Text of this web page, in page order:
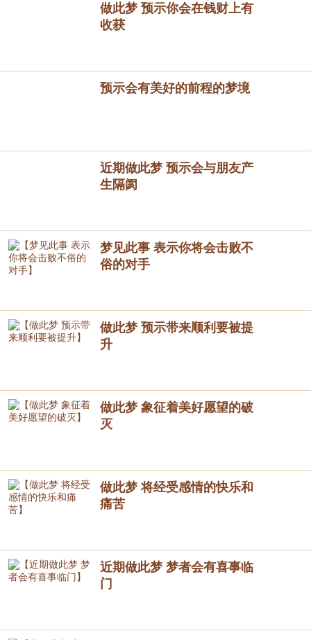
做此梦 预示你会在钱财上有
收获
预示会有美好的前程的梦境
近期做此梦 预示会与朋友产
生隔阂
梦见此事 表示你将会击败不
俗的对手
做此梦 预示带来顺利要被提
升
做此梦 象征着美好愿望的破
灭
做此梦 将经受感情的快乐和
痛苦
近期做此梦 梦者会有喜事临
门